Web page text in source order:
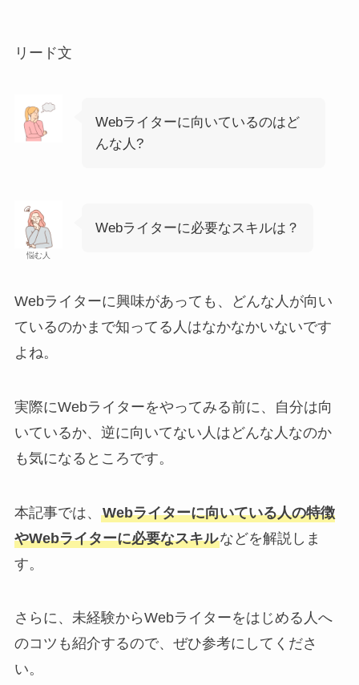
リード文
Webライターに向いているのはど
んな人?
悩む人
Webライターに必要なスキルは？
Webライターに興味があっても、どんな人が向い
ているのかまで知ってる人はなかなかいないです
よね。
実際にWebライターをやってみる前に、自分は向
いているか、逆に向いてない人はどんな人なのか
も気になるところです。
本記事では、 Webライターに向いている人の特徴
やWebライターに必要なスキルなどを解説しま
す。
さらに、未経験からWebライターをはじめる人へ
のコツも紹介するので、ぜひ参考にしてくださ
い。